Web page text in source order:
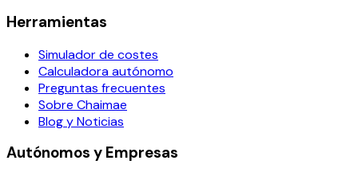
Herramientas
Simulador de costes
Calculadora autónomo
Preguntas frecuentes
Sobre Chaimae
Blog y Noticias
Autónomos y Empresas